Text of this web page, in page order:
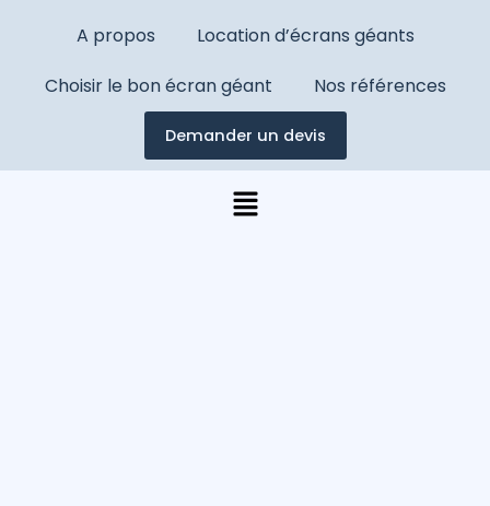
A propos
Location d’écrans géants
Choisir le bon écran géant
Nos références
Demander un devis
Menu